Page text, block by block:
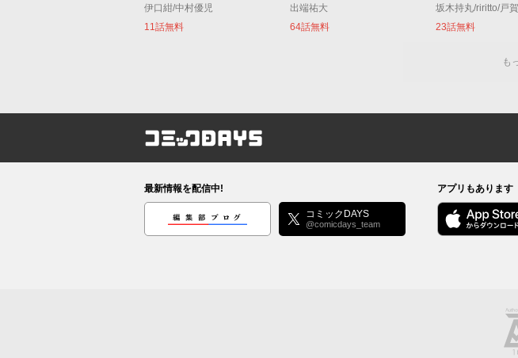
伊口紺/中村優児
11話無料
出端祐大
64話無料
坂木持丸/riritto/戸
23話無料
も
コミックDAYS
最新情報を配信中!
編集部ブログ コミックDAYS
@comicdays_team
アプリもあります